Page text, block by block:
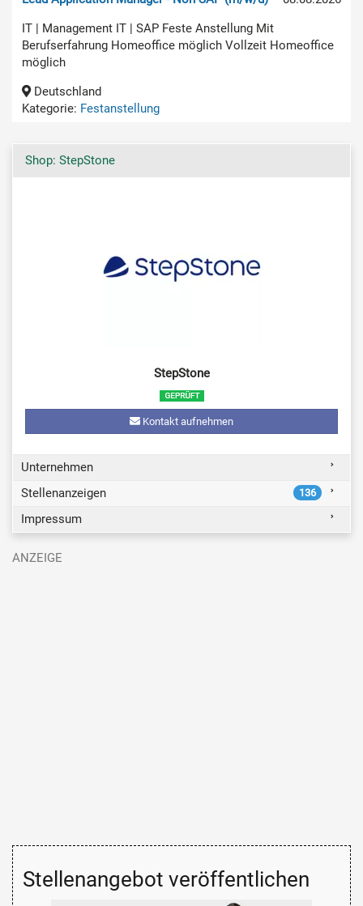
IT | Management IT | SAP Feste Anstellung Mit
Berufserfahrung Homeoffice möglich Vollzeit Homeoffice
möglich
Deutschland
Kategorie: Festanstellung
Shop: StepStone
StepStone
Kontakt aufnehmen
Unternehmen
Stellenanzeigen
136
Impressum
Stellenangebot veröffentlichen